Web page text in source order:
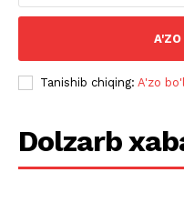
Tanishib chiqing: A'zo
Dolzarb